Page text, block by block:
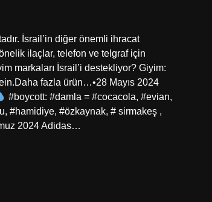
İsrail’in diğer önemli ihracat
ilaçlar, telefon ve telgraf için
markaları İsrail’i destekliyor? Giyim:
fazla ürün…•28 Mayıs 2024
#boycott: #damla = #cocacola, #evian,
#hamidiye, #özkaynak, # sirmakeş ,
2024 Adidas…